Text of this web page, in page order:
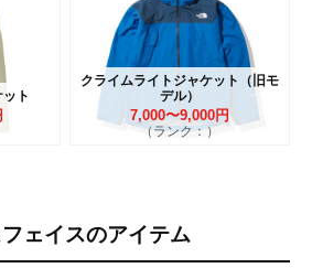
ト
クライムライトジャケット（旧モ
デル）
7,000〜9,000円
（ランク：）
ェイスのアイテム